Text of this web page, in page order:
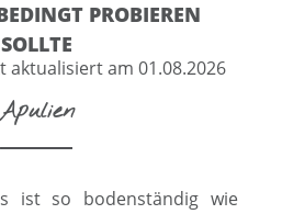
PROBIEREN
SOLLTE
aktualisiert am 01.08.2026
Apulien
ist so bodenständig wie